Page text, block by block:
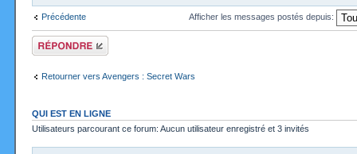
Précédente Afficher les messages postés depuis:
Répondre
Retourner vers Avengers : Secret Wars
QUI EST EN LIGNE
Utilisateurs parcourant ce forum: Aucun utilisateur enregistré et 3 invités